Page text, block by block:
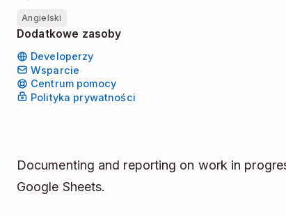
Angielski
Dodatkowe zasoby
Developerzy
Wsparcie
Centrum pomocy
Polityka prywatności
Documenting and reporting on work in
Google Sheets.